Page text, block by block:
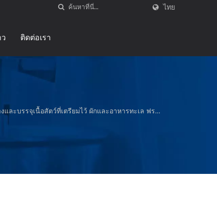
ไทย
ติดต่อเรา
ละบรรจุเนื้อสัตว์ที่เตรียมไว้ ผักและอาหารทะเล ฟราย